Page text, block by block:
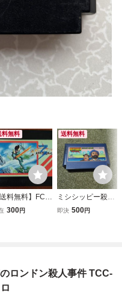
料無料
送料無料】FC
ドライド3 闇
300円
送料無料
ミシシッピー殺人
事件 FC ファミコ
即決 500円
ロンドン殺人事件 TCC-